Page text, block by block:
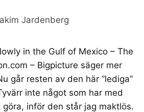
Jardenberg
in the Gulf of Mexico – The
– Bigpicture säger mer
går resten av den här ”lediga”
inte något som har med
inför den står jag maktlös.